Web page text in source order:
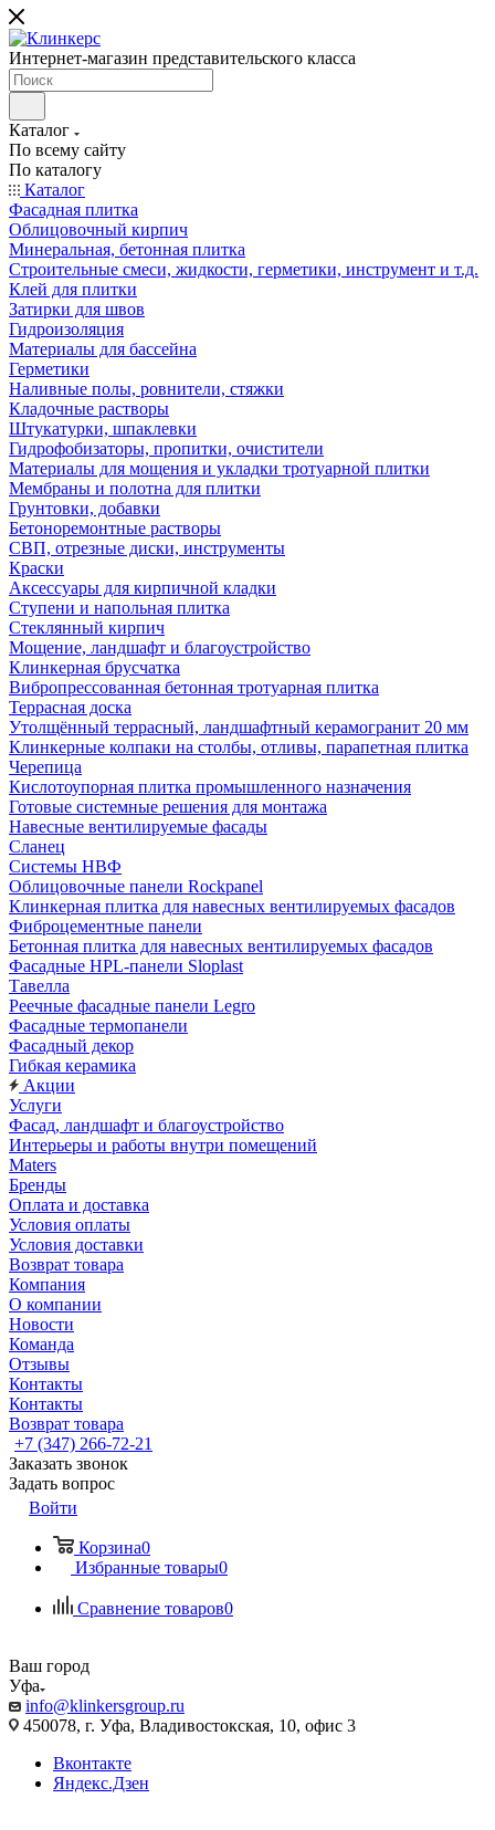
Интернет-магазин представительского класса
Каталог
По всему сайту
По каталогу
Каталог
Фасадная плитка
Облицовочный кирпич
Минеральная, бетонная плитка
Строительные смеси, жидкости, герметики, инструмент и т.д.
Клей для плитки
Затирки для швов
Гидроизоляция
Материалы для бассейна
Герметики
Наливные полы, ровнители, стяжки
Кладочные растворы
Штукатурки, шпаклевки
Гидрофобизаторы, пропитки, очистители
Материалы для мощения и укладки тротуарной плитки
Мембраны и полотна для плитки
Грунтовки, добавки
Бетоноремонтные растворы
СВП, отрезные диски, инструменты
Краски
Аксессуары для кирпичной кладки
Ступени и напольная плитка
Cтеклянный кирпич
Мощение, ландшафт и благоустройство
Клинкерная брусчатка
Вибропрессованная бетонная тротуарная плитка
Террасная доска
Утолщённый террасный, ландшафтный керамогранит 20 мм
Клинкерные колпаки на столбы, отливы, парапетная плитка
Черепица
Кислотоупорная плитка промышленного назначения
Готовые системные решения для монтажа
Навесные вентилируемые фасады
Сланец
Системы НВФ
Облицовочные панели Rockpanel
Клинкерная плитка для навесных вентилируемых фасадов
Фиброцементные панели
Бетонная плитка для навесных вентилируемых фасадов
Фасадные HPL-панели Sloplast
Тавелла
Реечные фасадные панели Legro
Фасадные термопанели
Фасадный декор
Гибкая керамика
Акции
Услуги
Фасад, ландшафт и благоустройство
Интерьеры и работы внутри помещений
Maters
Бренды
Оплата и доставка
Условия оплаты
Условия доставки
Возврат товара
Компания
О компании
Новости
Команда
Отзывы
Контакты
Контакты
Возврат товара
+7 (347) 266-72-21
Заказать звонок
Задать вопрос
Войти
Корзина0
Избранные товары0
Сравнение товаров0
Ваш город
Уфа
info@klinkersgroup.ru
450078, г. Уфа, Владивостокская, 10, офис 3
Вконтакте
Яндекс.Дзен